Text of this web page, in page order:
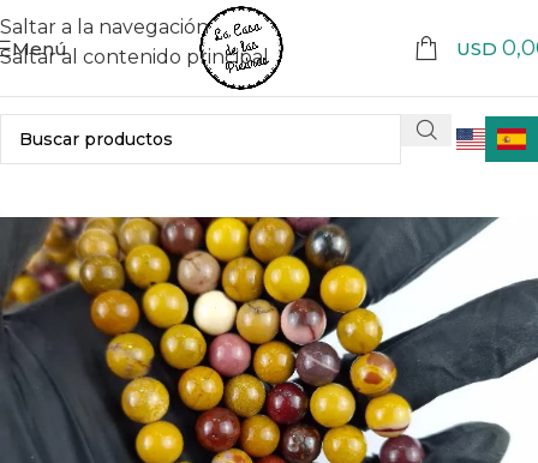
Saltar a la navegación
Saltar al contenido principal
Menú USD